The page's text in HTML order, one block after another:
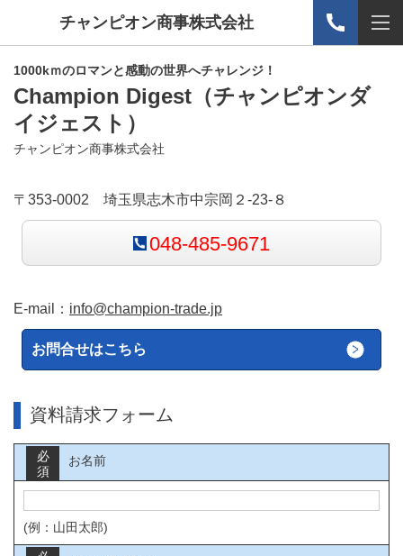
チャンピオン商事株式会社
1000kｍのロマンと感動の世界へチャレンジ！
Champion Digest （チャンピオンダ
イジェスト）
チャンピオン商事株式会社
〒353-0002 埼玉県志木市中宗岡２-23-８
048-485-9671
E-mail： info@champion-trade.jp
お問合せはこちら
資料請求フォーム
お名前
必
須
(例：山田太郎)